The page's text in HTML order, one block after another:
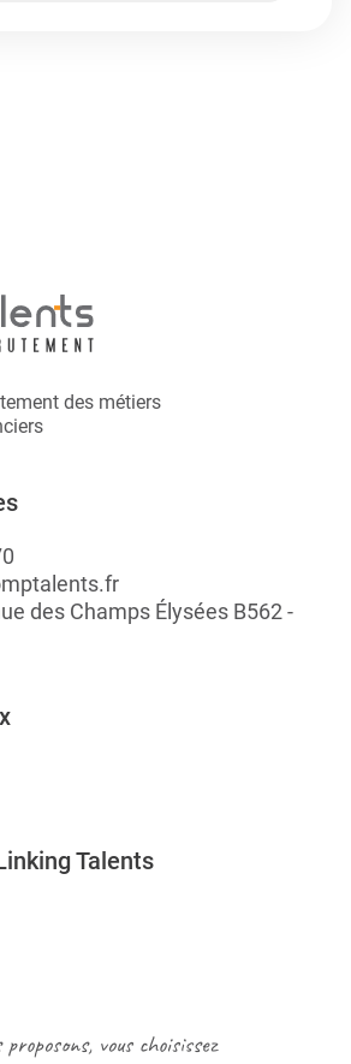
des métiers
des Champs Élysées B562 -
Talents
proposons, vous choisissez